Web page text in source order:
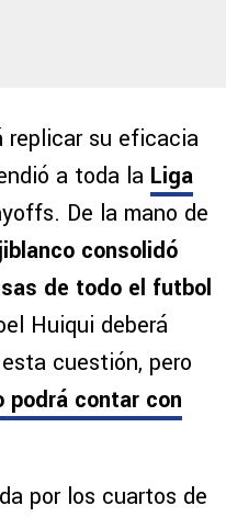
replicar su eficacia
a toda la Liga
De la mano de
consolidó
de todo el futbol
Huiqui deberá
cuestión, pero
podrá contar con
por los cuartos de